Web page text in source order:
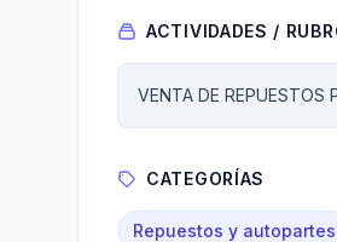
ACTIVIDADES /
VENTA DE REPUESTOS
CATEGORÍAS
Repuestos y autopartes